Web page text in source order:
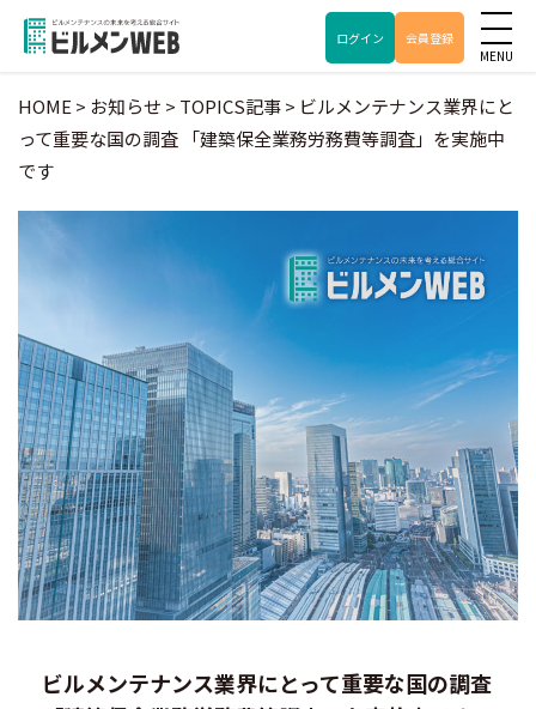
ログイン 会員登録
HOME > お知らせ > TOPICS記事> ビルメンテナンス業界にと
って重要な国の調査 「建築保全業務労務費等調査」を実施中
です
ビルメンテナンス業界にとって重要な国の調査